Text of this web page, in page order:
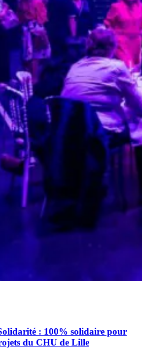
: 100% solidaire pour
du CHU de Lille